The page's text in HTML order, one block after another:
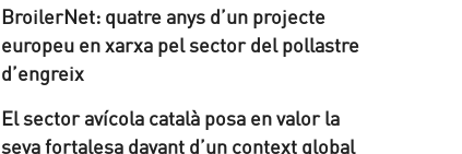
BroilerNet: quatre anys d’un projecte
europeu en xarxa pel sector del pollastre
d’engreix
El sector avícola català posa en valor la
seva fortalesa davant d’un context global